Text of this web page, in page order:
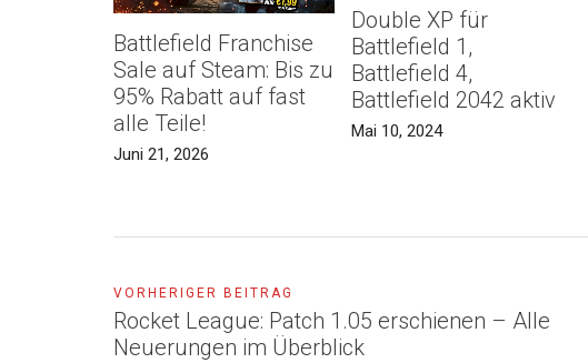
Battlefield Franchise
Sale auf Steam: Bis zu
95% Rabatt auf fast
alle Teile!
Juni 21, 2026
Double XP für
Battlefield 1,
Battlefield 4,
Battlefield 2042 aktiv
Mai 10, 2024
VORHERIGER BEITRAG
Rocket League: Patch 1.05 erschienen – Alle
Neuerungen im Überblick